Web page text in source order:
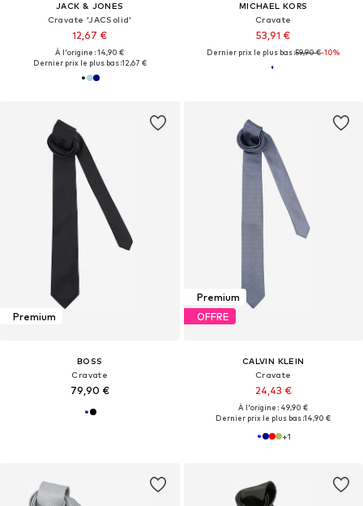
JACK & JONES
Cravate 'JACSolid'
12,67 €
À l'origine : 14,90 €
Dernier prix le plus bas :12,67 €
MICHAEL KORS
Cravate
53,91 €
Dernier prix le plus bas :59,90 €-10%
Premium
BOSS
Cravate
79,90 €
Premium
OFFRE
CALVIN KLEIN
Cravate
24,43 €
À l'origine : 49,90 €
Dernier prix le plus bas :14,90 €
+1